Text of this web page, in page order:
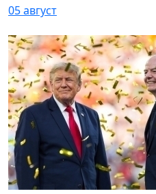
05 август